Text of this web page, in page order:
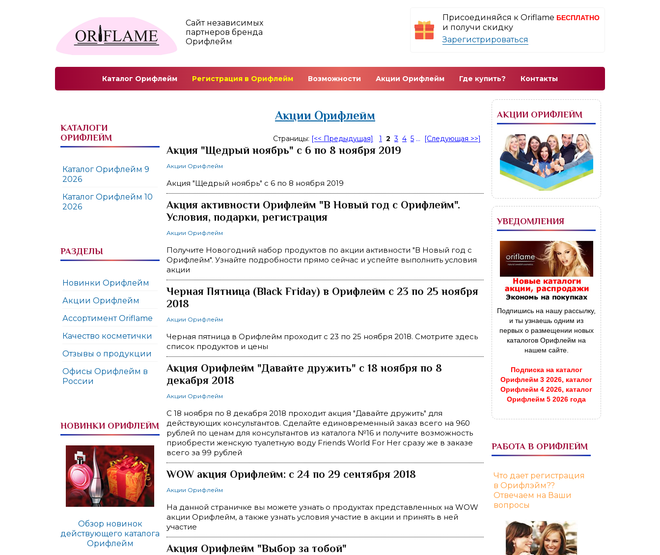
Сайт независимых
партнеров бренда
Орифлейм
Присоединяйся к Oriflame БЕСПЛАТНО
и получи скидку
Зарегистрироваться
Каталог Орифлейм Регистрация в Орифлейм Возможности Акции Орифлейм Где купить? Контакты
КАТАЛОГИ
ОРИФЛЕЙМ
Каталог Орифлейм 9
2026
Каталог Орифлейм 10
2026
РАЗДЕЛЫ
Новинки Орифлейм
Акции Орифлейм
Ассортимент Oriflame
Качество косметички
Отзывы о продукции
Офисы Орифлейм в
России
НОВИНКИ ОРИФЛЕЙМ
Обзор новинок
действующего каталога
Орифлейм
Акции Орифлейм
Страницы: [<< Предыдущая] 1 2 3 4 5 ... [Следующая >>]
Акция "Щедрый ноябрь" с 6 по 8 ноября 2019
Акции Орифлейм
Акция "Щедрый ноябрь" с 6 по 8 ноября 2019
Акция активности Орифлейм "В Новый год с Орифлейм".
Условия, подарки, регистрация
Акции Орифлейм
Получите Новогодний набор продуктов по акции активности "В Новый год с
Орифлейм". Узнайте подробности прямо сейчас и успейте выполнить условия
акции
Черная Пятница (Black Friday) в Орифлейм с 23 по 25 ноября
2018
Акции Орифлейм
Черная пятница в Орифлейм проходит с 23 по 25 ноября 2018. Смотрите здесь
список продуктов и цены
Акция Орифлейм "Давайте дружить" с 18 ноября по 8
декабря 2018
Акции Орифлейм
С 18 ноября по 8 декабря 2018 проходит акция "Давайте дружить" для
действующих консультантов. Сделайте единовременный заказ всего на 960
рублей по ценам для консультантов из каталога №16 и получите возможность
приобрести женскую туалетную воду Friends World For Her сразу же в заказе
всего за 99 рублей
WOW акция Орифлейм: с 24 по 29 сентября 2018
Акции Орифлейм
На данной страничке вы можете узнать о продуктах представленных на WOW
акции Орифлейм, а также узнать условия участие в акции и принять в ней
участие
Акция Орифлейм "Выбор за тобой"
АКЦИИ ОРИФЛЕЙМ
УВЕДОМЛЕНИЯ
Подпишись на нашу рассылку,
и ты узнаешь одним из
первых о размещении новых
каталогов Орифлейм на
нашем сайте.
Подписка на каталог
Орифлейм 3 2026, каталог
Орифлейм 4 2026, каталог
Орифлейм 5 2026 года
РАБОТА В ОРИФЛЕЙМ
Что дает регистрация
в Орифлэйм??
Отвечаем на Ваши
вопросы